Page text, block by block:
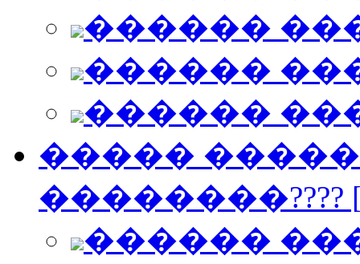
������
������
������
�����
��������????
������